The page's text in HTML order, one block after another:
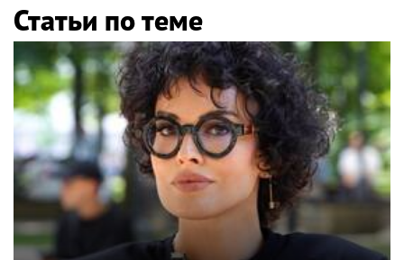
Статьи по теме